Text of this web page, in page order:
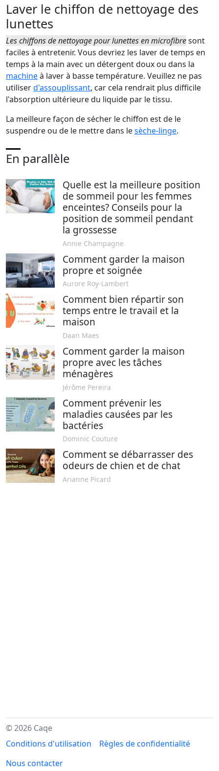
Laver le chiffon de nettoyage des
lunettes
Les chiffons de nettoyage pour lunettes en microfibresont
faciles à entretenir. Vous devriez les laver de temps en
temps à la main avec un détergent doux ou dans la
machineà laver à basse température. Veuillez ne pas
utiliserd'assouplissant, car cela rendrait plus difficile
l'absorption ultérieure du liquide par le tissu.
La meilleure façon de sécher le chiffon est de le
suspendre ou de le mettre dans lesèche-linge.
En parallèle
Quelle est la meilleure position
de sommeil pour les femmes
enceintes? Conseils pour la
position de sommeil pendant
la grossesse
Annie Champagne
Comment garder la maison
propre et soignée
Aurore Roy-Lambert
Comment bien répartir son
temps entre le travail et la
maison
Daan Maes
Comment garder la maison
propre avec les tâches
ménagères
Jérôme Pereira
Comment prévenir les
maladies causées par les
bactéries
Dominic Couture
Comment se débarrasser des
odeurs de chien et de chat
Arianne Picard
© 2026 Caqe
Conditions d'utilisation
Règles de confidentialité
Nous contacter